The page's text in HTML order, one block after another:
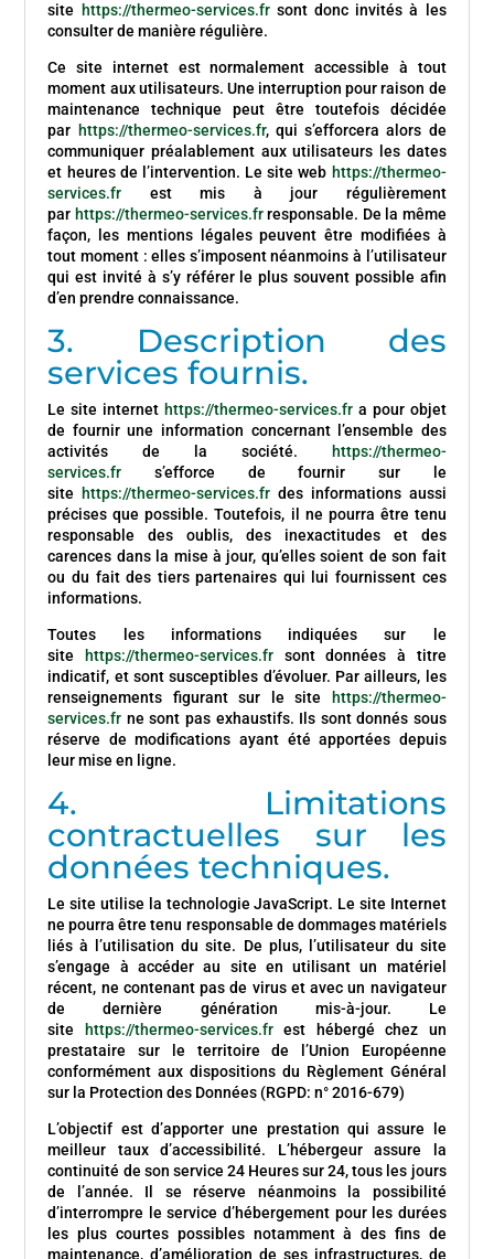
site
https://thermeo-services.fr sont donc invités à les
consulter de manière régulière.
Ce site internet est normalement accessible à tout
moment aux utilisateurs. Une interruption pour raison de
maintenance technique peut être toutefois décidée
par https://thermeo-services.fr, qui s’efforcera alors de
communiquer préalablement aux utilisateurs les dates
et heures de l’intervention. Le site web https://thermeo-
services.fr
est mis à jour régulièrement
par https://thermeo-services.fr responsable. De la même
façon, les mentions légales peuvent être modifiées à
tout moment : elles s’imposent néanmoins à l’utilisateur
qui est invité à s’y référer le plus souvent possible afin
d’en prendre connaissance.
3. Description des
services fournis.
Le site internet https://thermeo-services.fr a pour objet
de fournir une information concernant l’ensemble des
activités de la société.
https://thermeo-
services.fr
s’efforce de fournir sur le
site
https://thermeo-services.fr des informations aussi
précises que possible. Toutefois, il ne pourra être tenu
responsable des oublis, des inexactitudes et des
carences dans la mise à jour, qu’elles soient de son fait
ou du fait des tiers partenaires qui lui fournissent ces
informations.
Toutes les informations indiquées sur le
site
https://thermeo-services.fr
sont données à titre
indicatif, et sont susceptibles d’évoluer. Par ailleurs, les
renseignements figurant sur le site
https://thermeo-
services.fr ne sont pas exhaustifs. Ils sont donnés sous
réserve de modifications ayant été apportées depuis
leur mise en ligne.
4. Limitations
contractuelles sur les
données techniques.
Le site utilise la technologie JavaScript. Le site Internet
ne pourra être tenu responsable de dommages matériels
liés à l’utilisation du site. De plus, l’utilisateur du site
s’engage à accéder au site en utilisant un matériel
récent, ne contenant pas de virus et avec un navigateur
de dernière génération mis-à-jour. Le
site
https://thermeo-services.fr est hébergé chez un
prestataire sur le territoire de l’Union Européenne
conformément aux dispositions du Règlement Général
sur la Protection des Données (RGPD: n° 2016-679)
L’objectif est d’apporter une prestation qui assure le
meilleur taux d’accessibilité. L’hébergeur assure la
continuité de son service 24 Heures sur 24, tous les jours
de l’année. Il se réserve néanmoins la possibilité
d’interrompre le service d’hébergement pour les durées
les plus courtes possibles notamment à des fins de
maintenance, d’amélioration de ses infrastructures, de